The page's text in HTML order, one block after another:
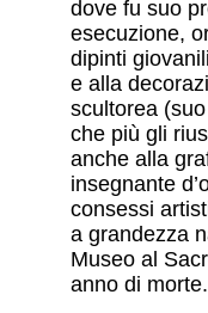
dove fu suo
esecuzione,
dipinti
e alla
scultorea
che più gli
anche alla
insegnante
consessi
a grandezza
Museo al
anno di morte.